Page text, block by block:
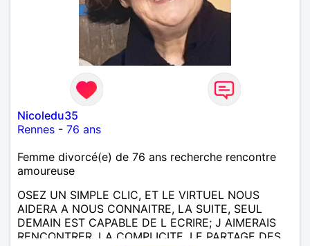
Nicoledu35
Rennes - 76 ans
Femme divorcé(e) de 76 ans recherche rencontre
amoureuse
OSEZ UN SIMPLE CLIC, ET LE VIRTUEL NOUS
AIDERA A NOUS CONNAITRE, LA SUITE, SEUL
DEMAIN EST CAPABLE DE L ECRIRE; J AIMERAIS
RENCONTRER, LA COMPLICITE, LE PARTAGE DES